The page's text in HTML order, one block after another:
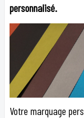
personnalisé.
Votre marquage